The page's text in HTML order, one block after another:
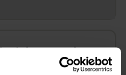
(1 jaar gratis